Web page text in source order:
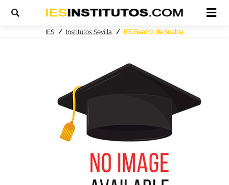
IES Institutos Sevilla IES Beatriz de Suabia